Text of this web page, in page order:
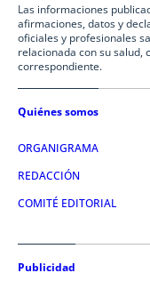
Las informaciones
afirmaciones, datos y
oficiales y profesionales
relacionada con su salud,
correspondiente.
Quiénes somos
ORGANIGRAMA
REDACCIÓN
COMITÉ EDITORIAL
Publicidad